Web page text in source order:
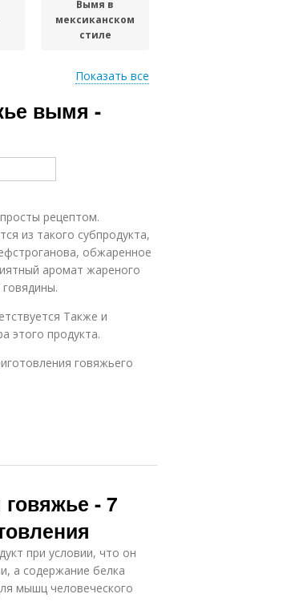
Вымя в
мексиканском
стиле
выменем
Показать все
вымя -
рецептом.
из такого субпродукта,
обжаренное
аромат жареного
Также и
этого продукта.
говяжьего
- 7
при условии, что он
а содержание белка
мышц человеческого